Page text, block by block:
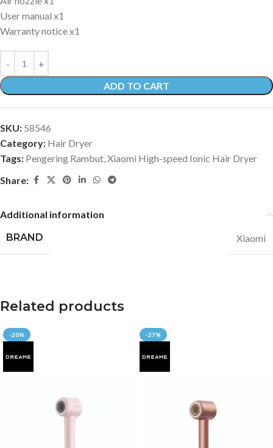
User manual x1
Warranty notice x1
ADD TO CART
SKU: 58546
Category: Hair Dryer
Tags: Pengering Rambut,Xiaomi High-speed Ionic Hair Dryer
Share:
Additional information
BRAND
Xiaomi
Related products
-20% -27%